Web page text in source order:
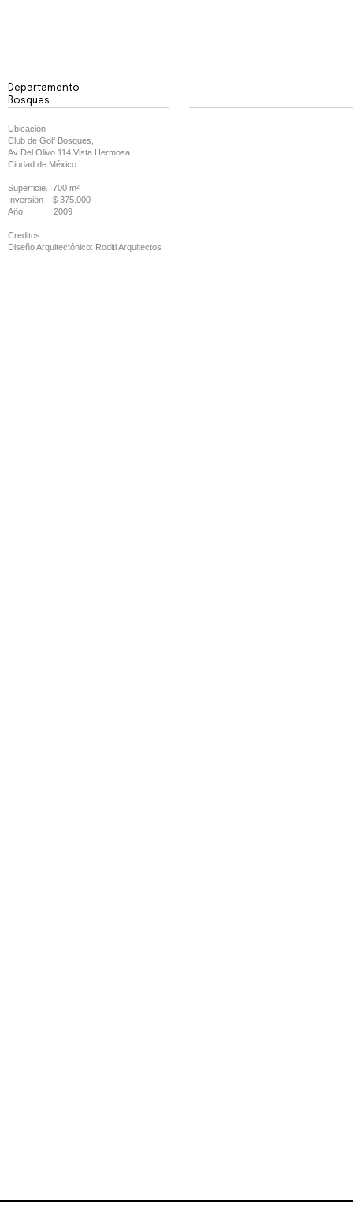
Departamento
Bosques
Ubicación
Club de Golf Bosques,
Av Del Olivo 114 Vista Hermosa
Ciudad de México
Superficie. 700 m²
Inversión $ 375.000
Año. 2009
Creditos.
Diseño Arquitectónico: Roditi Arquitectos